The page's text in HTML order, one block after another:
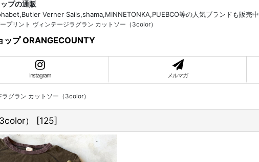
プの通販
Verner Sails,shama,MINNETONKA,PUEBCO等の人気ブランドも販売中
プリント ヴィンテージラグラン カットソー（3color）
ップ ORANGECOUNTY
Instagram メルマガ
グラン カットソー（3color）
） [125]